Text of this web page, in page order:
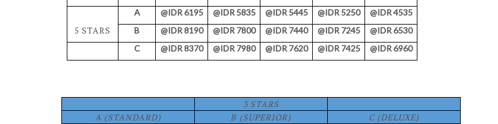
A
@IDR 6195 @IDR 5835 @IDR 5445 @IDR 5250 @IDR 4535
5 STARS B @IDR 8190 @IDR 7800 @IDR 7440 @IDR 7245
@IDR 6530
C
@IDR 8370 @IDR 7980 @IDR 7620 @IDR 7425 @IDR 6960
3 STARS
A (STANDARD)
B (SUPERIOR)
C (DELUXE)